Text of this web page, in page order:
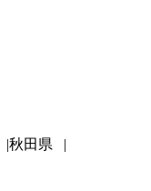
秋田県